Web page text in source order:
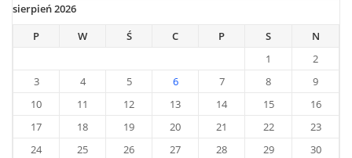
sierpień 2026
P
W Ś C P S
N
1
2
3
4 5 6 7 8
9
10
11 12 13 14 15
16
17
18 19 20 21 22
23
24
25 26 27 28 29
30